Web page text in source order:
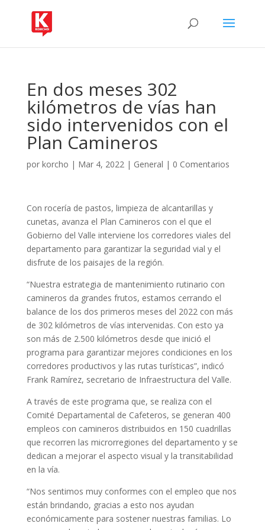
En dos meses 302
kilómetros de vías han
sido intervenidos con el
Plan Camineros
por korcho | Mar 4, 2022| General | 0 Comentarios
Con rocería de pastos, limpieza de alcantarillas y
cunetas, avanza el Plan Camineros con el que el
Gobierno del Valle interviene los corredores viales del
departamento para garantizar la seguridad vial y el
disfrute de los paisajes de la región.
“Nuestra estrategia de mantenimiento rutinario con
camineros da grandes frutos, estamos cerrando el
balance de los dos primeros meses del 2022 con más
de 302 kilómetros de vías intervenidas. Con esto ya
son más de 2.500 kilómetros desde que inició el
programa para garantizar mejores condiciones en los
corredores productivos y las rutas turísticas”, indicó
Frank Ramírez, secretario de Infraestructura del Valle.
A través de este programa que, se realiza con el
Comité Departamental de Cafeteros, se generan 400
empleos con camineros distribuidos en 150 cuadrillas
que recorren las microrregiones del departamento y se
dedican a mejorar el aspecto visual y la transitabilidad
en la vía.
“Nos sentimos muy conformes con el empleo que nos
están brindando, gracias a esto nos ayudan
económicamente para sostener nuestras familias. Lo